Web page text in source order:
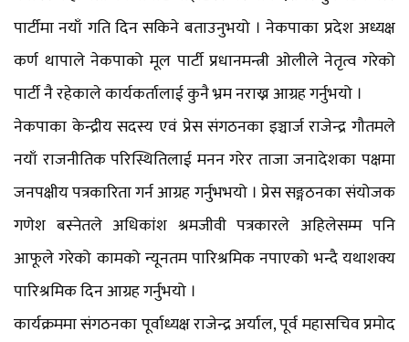
पार्टीमा नयाँ गति दिन सकिने बताउनुभयो । नेकपाका प्रदेश अध्यक्ष
कर्ण थापाले नेकपाको मूल पार्टी प्रधानमन्त्री ओलीले नेतृत्व गरेको
पार्टी नै रहेकाले कार्यकर्तालाई कुनै भ्रम नराख्न आग्रह गर्नुभयो ।
नेकपाका केन्द्रीय सदस्य एवं प्रेस संगठनका इञ्चार्ज राजेन्द्र गौतमले
नयाँ राजनीतिक परिस्थितिलाई मनन गरेर ताजा जनादेशका पक्षमा
जनपक्षीय पत्रकारिता गर्न आग्रह गर्नुभभयो । प्रेस सङ्गठनका संयोजक
गणेश बस्नेतले अधिकांश श्रमजीवी पत्रकारले अहिलेसम्म पनि
आफूले गरेको कामको न्यूनतम पारिश्रमिक नपाएको भन्दै यथाशक्य
पारिश्रमिक दिन आग्रह गर्नुभयो ।
कार्यक्रममा संगठनका पूर्वाध्यक्ष राजेन्द्र अर्याल, पूर्व महासचिव प्रमोद